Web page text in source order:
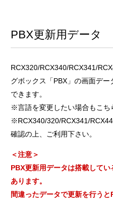
PBX更新用データ
RCX320/RCX340/RCX341/
グボックス「PBX」の画面デ
できます。
※言語を変更したい場合もこち
※RCX340/320/RCX341/
確認の上、ご利用下さい。
＜注意＞
PBX更新用データは搭載して
あります。
間違ったデータで更新を行う